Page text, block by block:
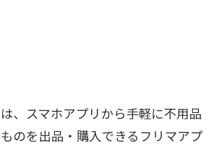
は、スマホアプリから手軽に不用品
のを出品・購入できるフリマアプ